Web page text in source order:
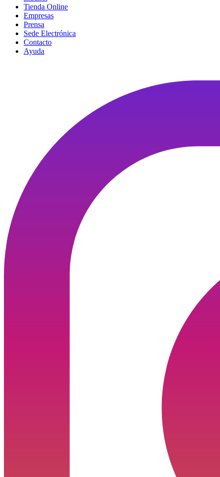
Tienda Online
Empresas
Prensa
Sede Electrónica
Contacto
Ayuda